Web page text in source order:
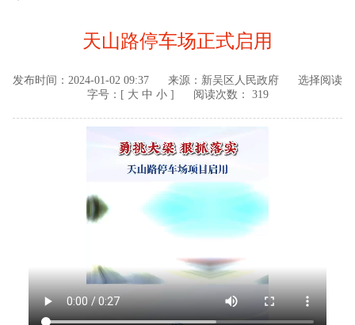
天山路停车场正式启用
发布时间： 2024-01-02 09:37 来源： 新吴区人民政府
选择阅读
字号：[ 大 中 小] 阅读次数： 319